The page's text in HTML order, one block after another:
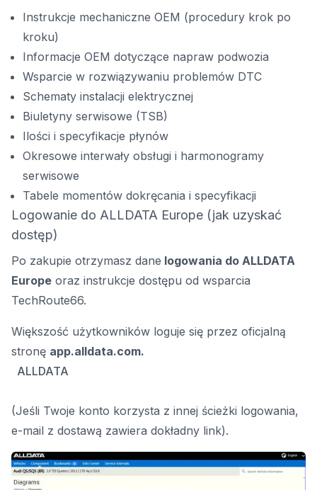
Instrukcje mechaniczne OEM (procedury krok po
kroku)
Informacje OEM dotyczące napraw podwozia
Wsparcie w rozwiązywaniu problemów DTC
Schematy instalacji elektrycznej
Biuletyny serwisowe (TSB)
Ilości i specyfikacje płynów
Okresowe interwały obsługi i harmonogramy
serwisowe
Tabele momentów dokręcania i specyfikacji
Logowanie do ALLDATA Europe (jak uzyskać
dostęp)
Po zakupie otrzymasz dane logowania do ALLDATA
Europe oraz instrukcje dostępu od wsparcia
TechRoute66.
Większość użytkowników loguje się przez oficjalną
stronę app.alldata.com.
ALLDATA
(Jeśli Twoje konto korzysta z innej ścieżki logowania,
e-mail z dostawą zawiera dokładny link).